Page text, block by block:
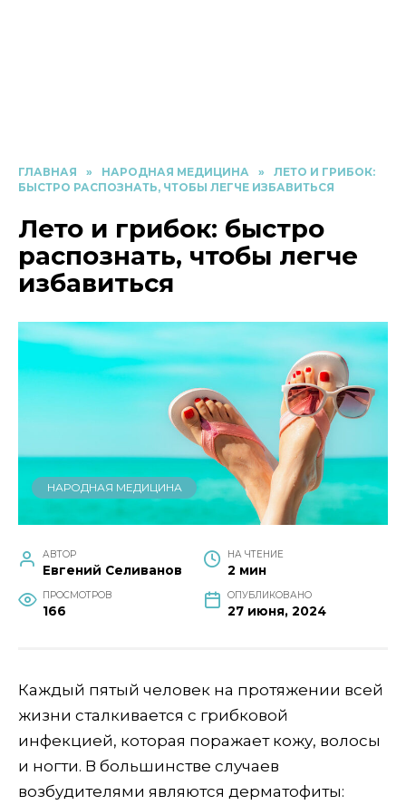
ГЛАВНАЯ » НАРОДНАЯ МЕДИЦИНА »
ЛЕТО И ГРИБОК:
БЫСТРО РАСПОЗНАТЬ, ЧТОБЫ ЛЕГЧЕ ИЗБАВИТЬСЯ
Лето и грибок: быстро
распознать, чтобы легче
избавиться
НАРОДНАЯ МЕДИЦИНА
АВТОР
Евгений Селиванов
НА ЧТЕНИЕ
2 мин
ПРОСМОТРОВ
166
ОПУБЛИКОВАНО
27 июня, 2024
Каждый пятый человек на протяжении всей
жизни сталкивается с грибковой
инфекцией, которая поражает кожу, волосы
и ногти. В большинстве случаев
возбудителями являются дерматофиты: